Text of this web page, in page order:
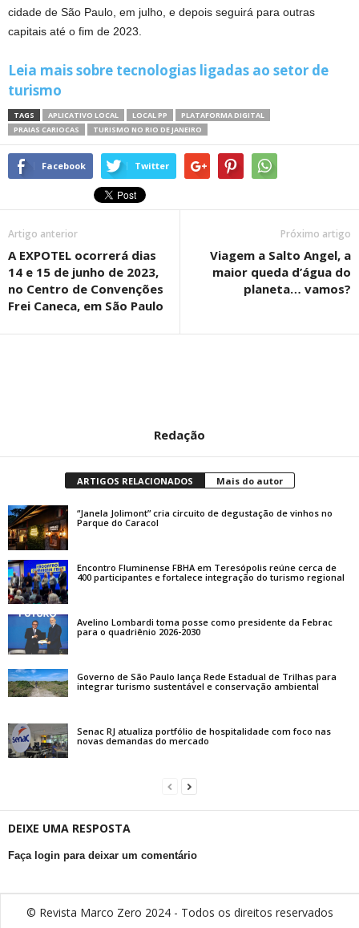
cidade de São Paulo, em julho, e depois seguirá para outras
capitais até o fim de 2023.
Leia mais sobre tecnologias ligadas ao setor de
turismo
TAGS APLICATIVO LOCAL LOCAL PP
PLATAFORMA DIGITAL
PRAIAS CARIOCAS
TURISMO NO RIO DE JANEIRO
Facebook Twitter
Artigo anterior
A EXPOTEL ocorrerá dias
14 e 15 de junho de 2023,
no Centro de Convenções
Frei Caneca, em São Paulo
Próximo artigo
Viagem a Salto Angel, a
maior queda d’água do
planeta… vamos?
Redação
ARTIGOS RELACIONADOS Mais do autor
“Janela Jolimont” cria circuito de degustação de vinhos no
Parque do Caracol
Encontro Fluminense FBHA em Teresópolis reúne cerca de
400 participantes e fortalece integração do turismo regional
Avelino Lombardi toma posse como presidente da Febrac
para o quadriênio 2026-2030
Governo de São Paulo lança Rede Estadual de Trilhas para
integrar turismo sustentável e conservação ambiental
Senac RJ atualiza portfólio de hospitalidade com foco nas
novas demandas do mercado
DEIXE UMA RESPOSTA
Faça login para deixar um comentário
© Revista Marco Zero 2024 - Todos os direitos reservados